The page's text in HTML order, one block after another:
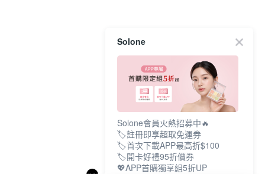
Solone
Solone會員火熱招募中🔥
🏷️註冊即享超取免運券
🏷️首次下載APP最高折$100
🏷️開卡好禮95折價券
💖APP首購獨享組5折UP